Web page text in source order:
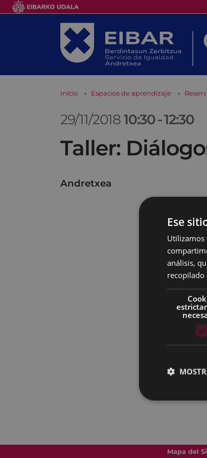
Inicio Espacios de aprendizaje
29/11/201810:30-12:30
Taller:
Andretxea
Mapa del
Ese
Utilizamos
análisis,
recopilado